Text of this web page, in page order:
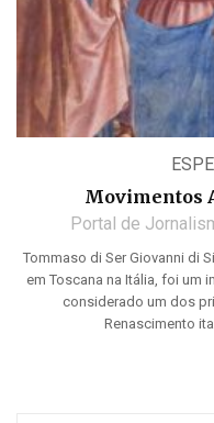
Movimentos
Portal de
Tommaso di Ser Giovanni di
em Toscana na Itália, foi um
considerado um dos
Renascimento